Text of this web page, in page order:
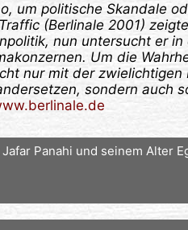
um politische Skandale
(Berlinale 2001)
nun untersucht er in
Um die
nur mit der zwielichtigen
sondern auch
Panahi und seinem Alter